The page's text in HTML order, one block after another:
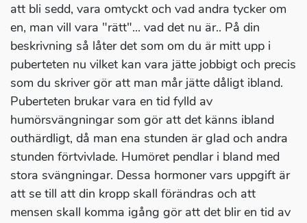
att bli sedd, vara omtyckt och vad andra tycker om
en, man vill vara "rätt"... vad det nu är.. På din
beskrivning så låter det som om du är mitt upp i
puberteten nu vilket kan vara jätte jobbigt och precis
som du skriver gör att man mår jätte dåligt ibland.
Puberteten brukar vara en tid fylld av
humörsvängningar som gör att det känns ibland
outhärdligt, då man ena stunden är glad och andra
stunden förtvivlade. Humöret pendlar i bland med
stora svängningar. Dessa hormoner vars uppgift är
att se till att din kropp skall förändras och att
mensen skall komma igång gör att det blir en tid av